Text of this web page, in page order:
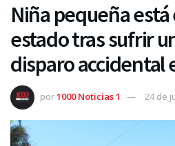
Niña pequeña
estado tras sufrir
disparo accidental
por1000 Noticias 1 24 de